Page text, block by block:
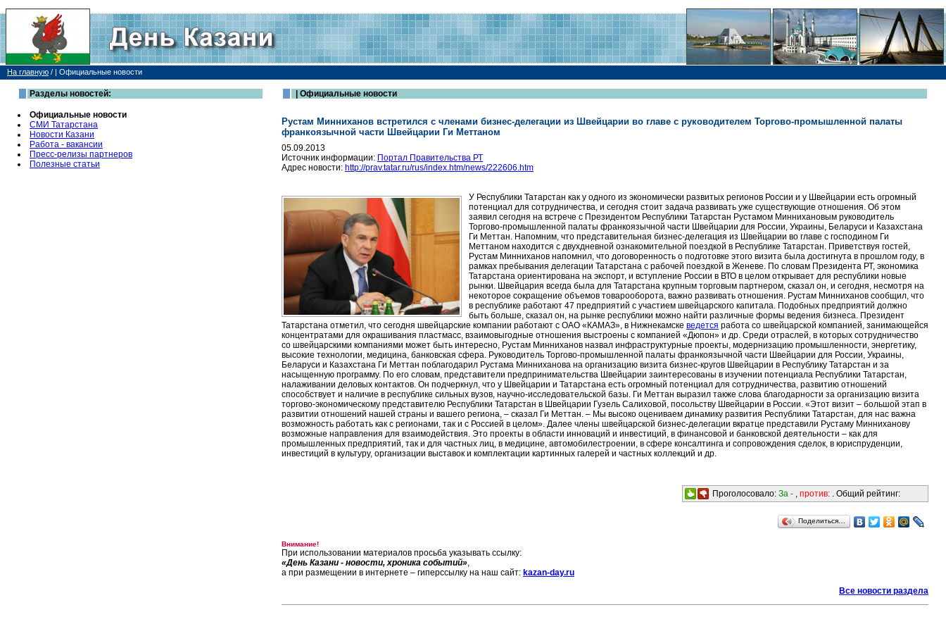
На главную / | Официальные новости
Разделы новостей:
Официальные новости
СМИ Татарстана
Новости Казани
Работа - вакансии
Пресс-релизы партнеров
Полезные статьи
| Официальные новости
Рустам Минниханов встретился с членами бизнес-делегации из Швейцарии во главе с руководителем Торгово-промышленной палаты
франкоязычной части Швейцарии Ги Меттаном
05.09.2013
Источник информации: Портал Правительства РТ
Адрес новости: http://prav.tatar.ru/rus/index.htm/news/222606.htm
У Республики Татарстан как у одного из экономически развитых регионов России и у Швейцарии есть огромный
потенциал для сотрудничества, и сегодня стоит задача развивать уже существующие отношения. Об этом
заявил сегодня на встрече с Президентом Республики Татарстан Рустамом Миннихановым руководитель
Торгово-промышленной палаты франкоязычной части Швейцарии для России, Украины, Беларуси и Казахстана
Ги Меттан. Напомним, что представительная бизнес-делегация из Швейцарии во главе с господином Ги
Меттаном находится с двухдневной ознакомительной поездкой в Республике Татарстан. Приветствуя гостей,
Рустам Минниханов напомнил, что договоренность о подготовке этого визита была достигнута в прошлом году, в
рамках пребывания делегации Татарстана с рабочей поездкой в Женеве. По словам Президента РТ, экономика
Татарстана ориентирована на экспорт, и вступление России в ВТО в целом открывает для республики новые
рынки. Швейцария всегда была для Татарстана крупным торговым партнером, сказал он, и сегодня, несмотря на
некоторое сокращение объемов товарооборота, важно развивать отношения. Рустам Минниханов сообщил, что
в республике работают 47 предприятий с участием швейцарского капитала. Подобных предприятий должно
быть больше, сказал он, на рынке республики можно найти различные формы ведения бизнеса. Президент
Татарстана отметил, что сегодня швейцарские компании работают с ОАО «КАМАЗ», в Нижнекамске ведется работа со швейцарской компанией, занимающейся
концентратами для окрашивания пластмасс, взаимовыгодные отношения выстроены с компанией «Дюпон» и др. Среди отраслей, в которых сотрудничество
со швейцарскими компаниями может быть интересно, Рустам Минниханов назвал инфраструктурные проекты, модернизацию промышленности, энергетику,
высокие технологии, медицина, банковская сфера. Руководитель Торгово-промышленной палаты франкоязычной части Швейцарии для России, Украины,
Беларуси и Казахстана Ги Меттан поблагодарил Рустама Минниханова на организацию визита бизнес-кругов Швейцарии в Республику Татарстан и за
насыщенную программу. По его словам, представители предпринимательства Швейцарии заинтересованы в изучении потенциала Республики Татарстан,
налаживании деловых контактов. Он подчеркнул, что у Швейцарии и Татарстана есть огромный потенциал для сотрудничества, развитию отношений
способствует и наличие в республике сильных вузов, научно-исследовательской базы. Ги Меттан выразил также слова благодарности за организацию визита
торгово-экономическому представителю Республики Татарстан в Швейцарии Гузель Салиховой, посольству Швейцарии в России. «Этот визит – большой этап в
развитии отношений нашей страны и вашего региона, – сказал Ги Меттан. – Мы высоко оцениваем динамику развития Республики Татарстан, для нас важна
возможность работать как с регионами, так и с Россией в целом». Далее члены швейцарской бизнес-делегации вкратце представили Рустаму Минниханову
возможные направления для взаимодействия. Это проекты в области инноваций и инвестиций, в финансовой и банковской деятельности – как для
промышленных предприятий, так и для частных лиц, в медицине, автомобилестроении, в сфере консалтинга и сопровождения сделок, в юриспруденции,
инвестиций в культуру, организации выставок и комплектации картинных галерей и частных коллекций и др.
Проголосовало: За - , против: . Общий рейтинг:
Поделиться…
Внимание!
При использовании материалов просьба указывать ссылку:
«День Казани - новости, хроника событий»,
а при размещении в интернете – гиперссылку на наш сайт: kazan-day.ru
Все новости раздела